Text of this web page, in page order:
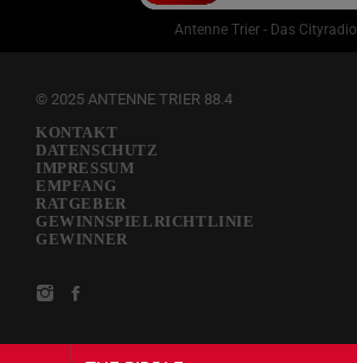
Antenne Trier - Das Cityradio
© 2025 ANTENNE TRIER 88.4
KONTAKT
DATENSCHUTZ
IMPRESSUM
EMPFANG
RATGEBER
GEWINNSPIELRICHTLINIE
GEWINNER